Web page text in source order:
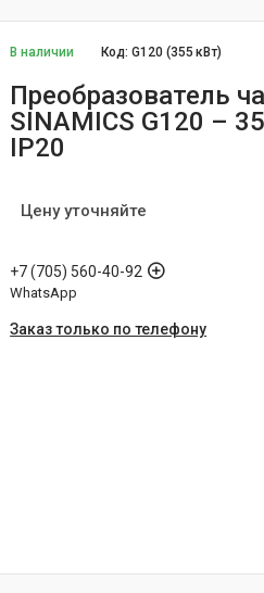
В наличии Код:G120 (355 кВт)
Преобразователь
SINAMICS G120 –
IP20
Цену уточняйте
+7 (705) 560-40-92
WhatsApp
Заказ только по телефону